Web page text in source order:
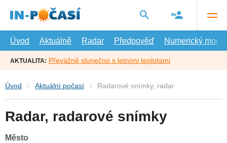
hlavní
Úvod
Aktuálně Radar Předpověď Numerický model
AKTUALITA: Převážně slunečno s letními teplotami
Úvod Aktuální počasí Radarové snímky, radar
Radar, radarové snímky
Město